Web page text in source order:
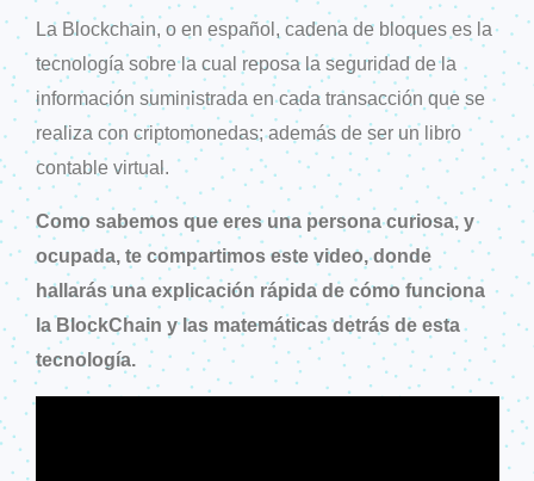
La Blockchain, o en español, cadena de bloques es la
tecnología sobre la cual reposa la seguridad de la
información suministrada en cada transacción que se
realiza con criptomonedas; además de ser un libro
contable virtual.
Como sabemos que eres una persona curiosa, y
ocupada, te compartimos este video, donde
hallarás una explicación rápida de cómo funciona
la BlockChain y las matemáticas detrás de esta
tecnología.